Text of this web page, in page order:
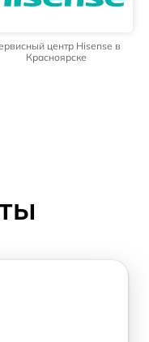
центр Hisense в
Красноярске